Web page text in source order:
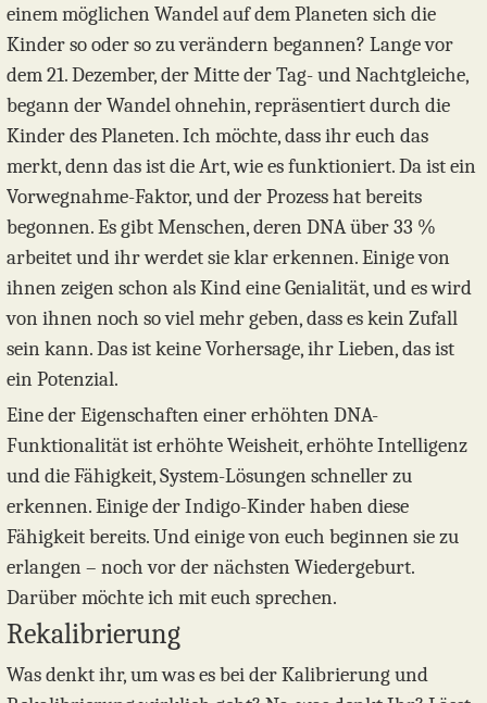
einem möglichen Wandel auf dem Planeten sich die
Kinder so oder so zu verändern begannen? Lange vor
dem 21. Dezember, der Mitte der Tag- und Nachtgleiche,
begann der Wandel ohnehin, repräsentiert durch die
Kinder des Planeten. Ich möchte, dass ihr euch das
merkt, denn das ist die Art, wie es funktioniert. Da ist ein
Vorwegnahme-Faktor, und der Prozess hat bereits
begonnen. Es gibt Menschen, deren DNA über 33 %
arbeitet und ihr werdet sie klar erkennen. Einige von
ihnen zeigen schon als Kind eine Genialität, und es wird
von ihnen noch so viel mehr geben, dass es kein Zufall
sein kann. Das ist keine Vorhersage, ihr Lieben, das ist
ein Potenzial.
Eine der Eigenschaften einer erhöhten DNA-
Funktionalität ist erhöhte Weisheit, erhöhte Intelligenz
und die Fähigkeit, System-Lösungen schneller zu
erkennen. Einige der Indigo-Kinder haben diese
Fähigkeit bereits. Und einige von euch beginnen sie zu
erlangen – noch vor der nächsten Wiedergeburt.
Darüber möchte ich mit euch sprechen.
Rekalibrierung
Was denkt ihr, um was es bei der Kalibrierung und